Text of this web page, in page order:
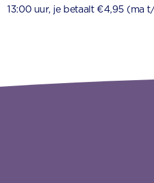
13:00 uur, je betaalt €4,95 (ma